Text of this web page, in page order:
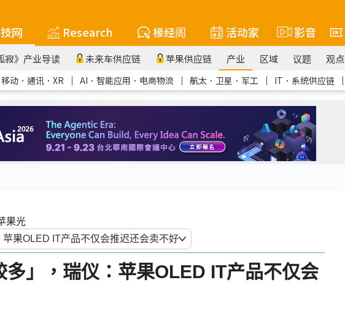
网 Research 椽经阁 活动家 影音
寂》产业导读 未来车供应链 苹果供应链 产业 区域 议题 观点
移动．通讯．XR ｜ AI．智能应用．电商物流 ｜ 航太．卫星．军工 ｜ IT．系统供应链 ｜
果光
多」，瑞仪：苹果OLED IT产品不仅会